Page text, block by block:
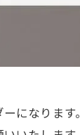
になります。